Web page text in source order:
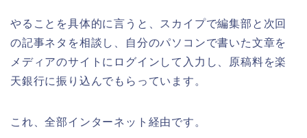
やることを具体的に言うと、スカイプで編集部と次回
の記事ネタを相談し、自分のパソコンで書いた文章を
メディアのサイトにログインして入力し、原稿料を楽
天銀行に振り込んでもらっています。
これ、全部インターネット経由です。